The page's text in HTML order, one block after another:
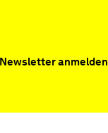
anmelden